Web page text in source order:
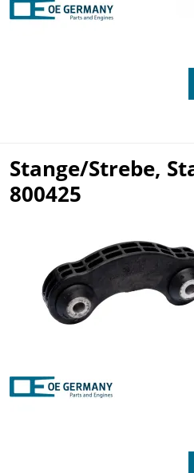
Stange/Strebe,
800425